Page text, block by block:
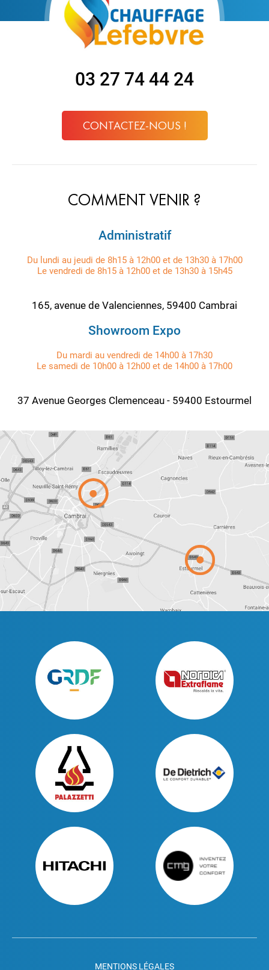
03 27 74 44 24
CONTACTEZ-NOUS !
COMMENT VENIR ?
Administratif
Du lundi au jeudi de 8h15 à 12h00 et de 13h30 à 17h00
Le vendredi de 8h15 à 12h00 et de 13h30 à 15h45
165, avenue de Valenciennes, 59400 Cambrai
Showroom Expo
Du mardi au vendredi de 14h00 à 17h30
Le samedi de 10h00 à 12h00 et de 14h00 à 17h00
37 Avenue Georges Clemenceau - 59400 Estourmel
MENTIONS LÉGALES